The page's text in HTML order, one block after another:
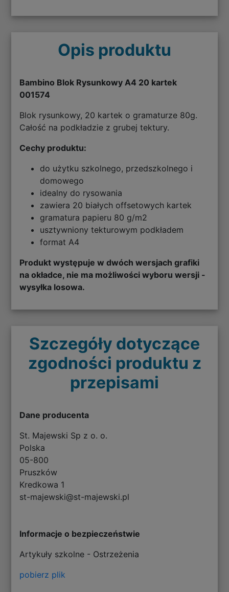
Opis produktu
Bambino Blok Rysunkowy A4 20 kartek
001574
Blok rysunkowy, 20 kartek o gramaturze 80g.
Całość na podkładzie z grubej tektury.
Cechy produktu:
do użytku szkolnego, przedszkolnego i
domowego
idealny do rysowania
zawiera 20 białych offsetowych kartek
gramatura papieru 80 g/m2
usztywniony tekturowym podkładem
format A4
Produkt występuje w dwóch wersjach grafiki
na okładce, nie ma możliwości wyboru wersji -
wysyłka losowa.
Szczegóły dotyczące
zgodności produktu z
przepisami
Dane producenta
St. Majewski Sp z o. o.
Polska
05-800
Pruszków
Kredkowa 1
st-majewski@st-majewski.pl
Informacje o bezpieczeństwie
Artykuły szkolne - Ostrzeżenia
pobierz plik